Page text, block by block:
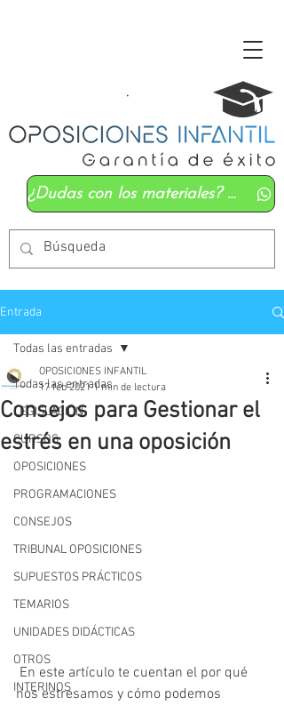
¿Dudas con los materiales? Mándanos un whatsapp
Entrada
Todas las entradas
LEGISLACIÓN
CURSOS
OPOSICIONES
PROGRAMACIONES
CONSEJOS
TRIBUNAL OPOSICIONES
SUPUESTOS PRÁCTICOS
TEMARIOS
UNIDADES DIDÁCTICAS
OTROS
INTERINOS
Todas las entradas
Consejos para Gestionar el
estrés en una oposición
OPOSICIONES INFANTIL
17 feb 2021 1 min de lectura
nos estresamos y cómo podemos